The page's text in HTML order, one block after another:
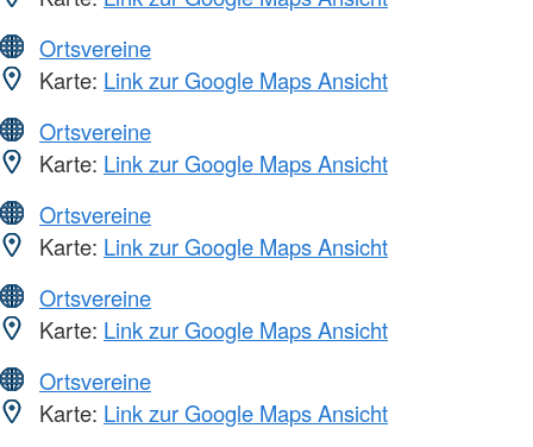
Ortsvereine
Karte: Link zur Google Maps Ansicht
Ortsvereine
Karte: Link zur Google Maps Ansicht
Ortsvereine
Karte: Link zur Google Maps Ansicht
Ortsvereine
Karte: Link zur Google Maps Ansicht
Ortsvereine
Karte: Link zur Google Maps Ansicht